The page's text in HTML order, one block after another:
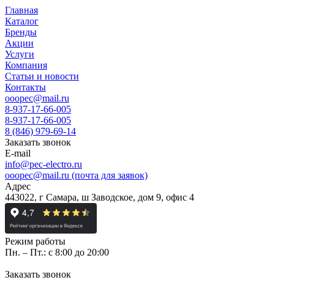
Главная
Каталог
Бренды
Акции
Услуги
Компания
Статьи и новости
Контакты
ooopec@mail.ru
8-937-17-66-005
8-937-17-66-005
8 (846) 979-69-14
Заказать звонок
E-mail
info@pec-electro.ru
ooopec@mail.ru (почта для заявок)
Адрес
443022, г Самара, ш Заводское, дом 9, офис 4
Режим работы
Пн. – Пт.: с 8:00 до 20:00
Заказать звонок